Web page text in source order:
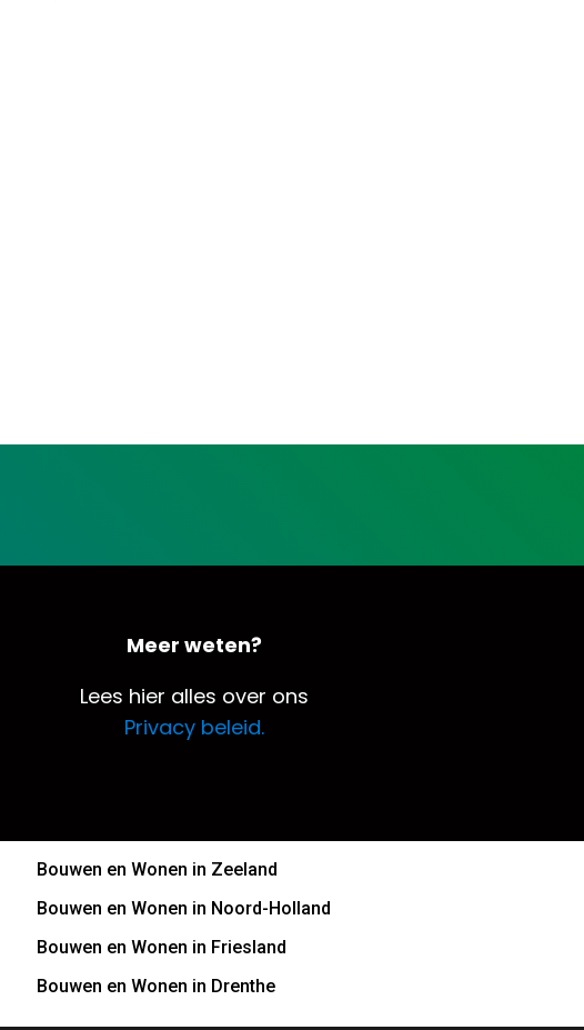
Meer weten?
Lees hier alles over ons
Privacy beleid.
Bouwen en Wonen in Zeeland
Bouwen en Wonen in Noord-Holland
Bouwen en Wonen in Friesland
Bouwen en Wonen in Drenthe